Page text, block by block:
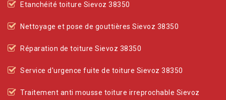
Etanchéité toiture Sievoz 38350
Nettoyage et pose de gouttières Sievoz 38350
Réparation de toiture Sievoz 38350
Service d'urgence fuite de toiture Sievoz 38350
Traitement anti mousse toiture irreprochable Sievoz